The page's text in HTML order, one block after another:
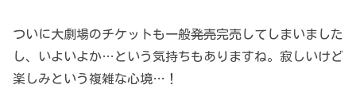
ついに大劇場のチケットも一般発売完売してしまいました
し、いよいよか…という気持ちもありますね。寂しいけど
楽しみという複雑な心境…！